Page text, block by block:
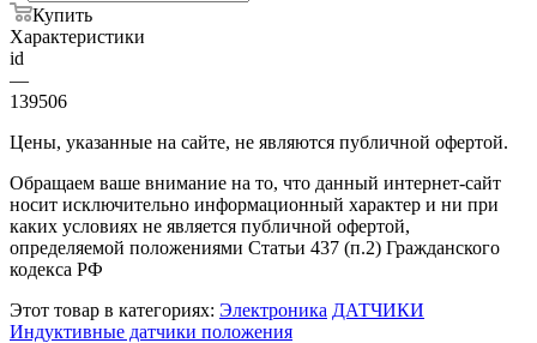
Купить
Характеристики
id
—
139506
Цены, указанные на сайте, не являются публичной офертой.
Обращаем ваше внимание на то, что данный интернет-сайт
носит исключительно информационный характер и ни при
каких условиях не является публичной офертой,
определяемой положениями Статьи 437 (п.2) Гражданского
кодекса РФ
Этот товар в категориях: Электроника ДАТЧИКИ
Индуктивные датчики положения